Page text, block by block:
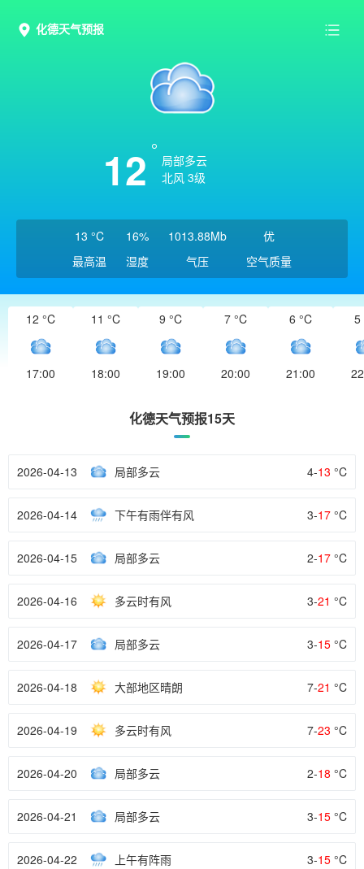
化德天气预报
12
局部多云
北风 3级
13 °C
最高温
16%
湿度
1013.88Mb
气压
优
空气质量
12 °C
17:00
11 °C
18:00
9 °C
19:00
7 °C
20:00
6 °C
21:00
5
化德天气预报15天
2026-04-13 局部多云 4-13 °C
2026-04-14 下午有雨伴有风 3-17 °C
2026-04-15 局部多云 2-17 °C
2026-04-16 多云时有风 3-21 °C
2026-04-17 局部多云 3-15 °C
2026-04-18 大部地区晴朗 7-21 °C
2026-04-19 多云时有风 7-23 °C
2026-04-20 局部多云 2-18 °C
2026-04-21 局部多云 3-15 °C
2026-04-22 上午有阵雨 3-15 °C